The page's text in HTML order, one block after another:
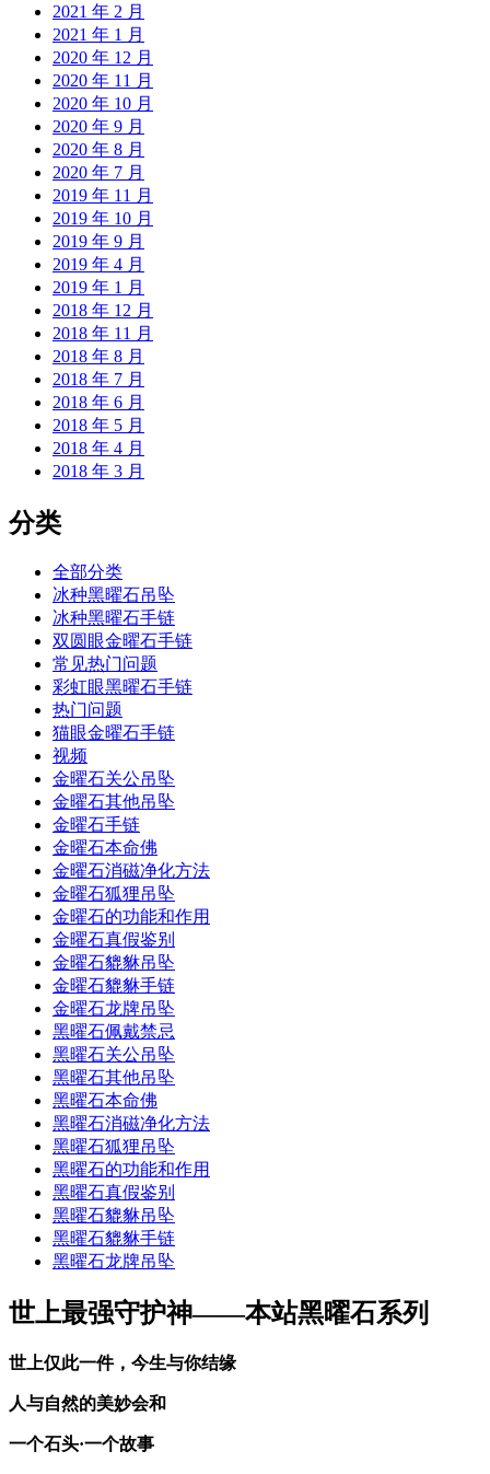
2021 年 2 月
2021 年 1 月
2020 年 12 月
2020 年 11 月
2020 年 10 月
2020 年 9 月
2020 年 8 月
2020 年 7 月
2019 年 11 月
2019 年 10 月
2019 年 9 月
2019 年 4 月
2019 年 1 月
2018 年 12 月
2018 年 11 月
2018 年 8 月
2018 年 7 月
2018 年 6 月
2018 年 5 月
2018 年 4 月
2018 年 3 月
分类
全部分类
冰种黑曜石吊坠
冰种黑曜石手链
双圆眼金曜石手链
常见热门问题
彩虹眼黑曜石手链
热门问题
猫眼金曜石手链
视频
金曜石关公吊坠
金曜石其他吊坠
金曜石手链
金曜石本命佛
金曜石消磁净化方法
金曜石狐狸吊坠
金曜石的功能和作用
金曜石真假鉴别
金曜石貔貅吊坠
金曜石貔貅手链
金曜石龙牌吊坠
黑曜石佩戴禁忌
黑曜石关公吊坠
黑曜石其他吊坠
黑曜石本命佛
黑曜石消磁净化方法
黑曜石狐狸吊坠
黑曜石的功能和作用
黑曜石真假鉴别
黑曜石貔貅吊坠
黑曜石貔貅手链
黑曜石龙牌吊坠
世上最强守护神——本站黑曜石系列
世上仅此一件，今生与你结缘
人与自然的美妙会和
一个石头·一个故事